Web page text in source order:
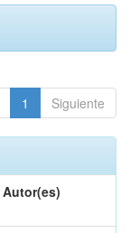
1 Siguiente
Autor(es)